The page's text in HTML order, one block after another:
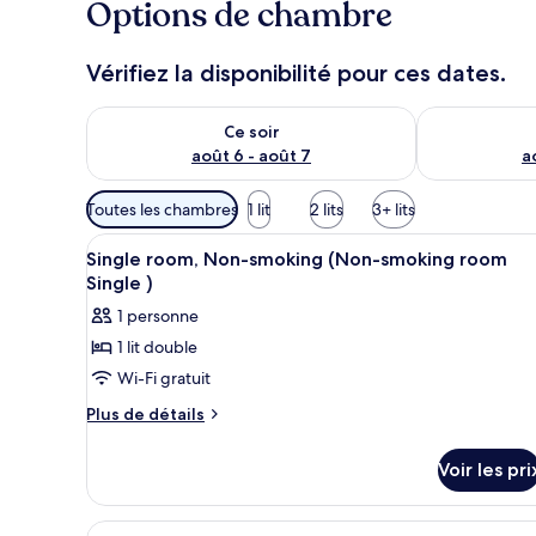
Options de chambre
Vérifiez la disponibilité pour ces dates.
Ce soir
août 6 - août 7
Vérifier la disponibilité pour ce soir août 6 - août 7
Vérifier la
Filtres
disponibles
pour
les
chambres
Toutes les chambres 1 lit 2 lits 3+ lits
Afficher
toutes
les
photos
pour
ce
type
Single
room,
Ensemble douche/baignoire,
2
Single room, Non-smoking (Non-smoking room
Single )
1 personne
1 lit double
Wi-Fi gratuit
Plus de détails
Plus
le
type
Voir les
Couette en duvet d'oie,